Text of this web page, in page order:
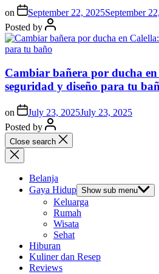
on September 22, 2025September
Posted by
Cambiar bañera por ducha
seguridad y diseño para tu
on July 23, 2025July 23, 2025
Posted by
Close search
Belanja
Gaya Hidup Show sub menu
Keluarga
Rumah
Wisata
Sehat
Hiburan
Kuliner dan Resep
Reviews